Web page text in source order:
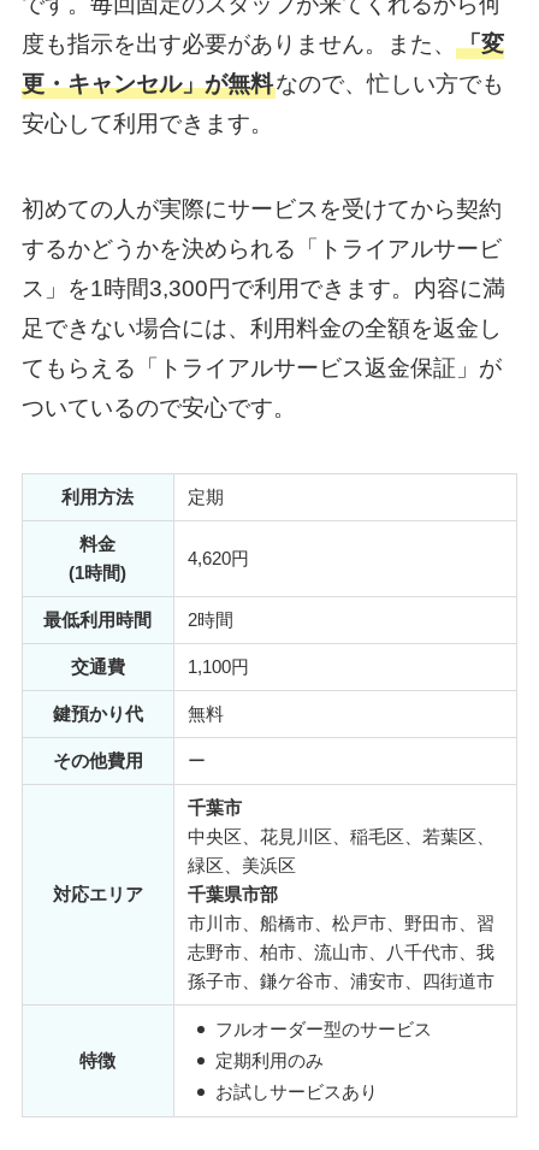
度も指示を出す必要がありません。また、 「変
更・キャンセル」が無料なので、忙しい方でも
安心して利用できます。
初めての人が実際にサービスを受けてから契約
するかどうかを決められる「トライアルサービ
ス」を1時間3,300円で利用できます。内容に満
足できない場合には、利用料金の全額を返金し
てもらえる「トライアルサービス返金保証」が
ついているので安心です。
利用方法 定期
料金
(1時間)
4,620円
最低利用時間 2時間
交通費 1,100円
鍵預かり代 無料
その他費用 ー
対応エリア
千葉市
中央区、花見川区、稲毛区、若葉区、
緑区、美浜区
千葉県市部
市川市、船橋市、松戸市、野田市、習
志野市、柏市、流山市、八千代市、我
孫子市、鎌ケ谷市、浦安市、四街道市
特徴
フルオーダー型のサービス
定期利用のみ
お試しサービスあり